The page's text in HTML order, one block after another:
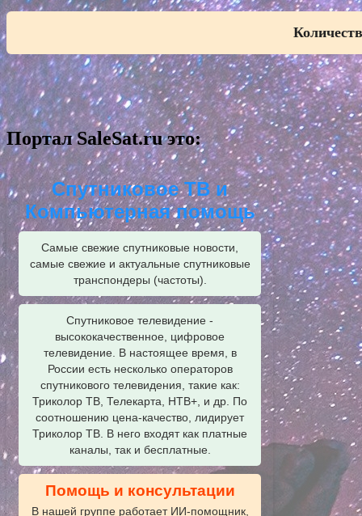
Портал SaleSat.ru это:
Спутниковое ТВ и
Компьютерная помощь
Самые свежие спутниковые новости,
самые свежие и актуальные спутниковые
транспондеры (частоты).
Спутниковое телевидение -
высококачественное, цифровое
телевидение. В настоящее время, в
России есть несколько операторов
спутникового телевидения, такие как:
Триколор ТВ, Телекарта, НТВ+, и др. По
соотношению цена-качество, лидирует
Триколор ТВ. В него входят как платные
каналы, так и бесплатные.
Помощь и консультации
В нашей группе работает ИИ‑помощник,